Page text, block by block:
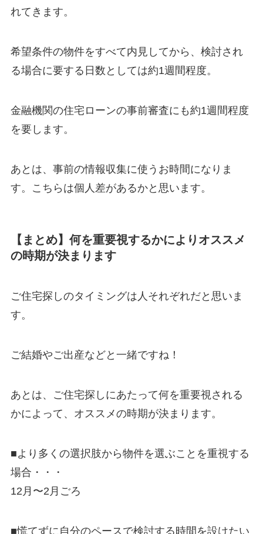
れてきます。
希望条件の物件をすべて内見してから、検討され
る場合に要する日数としては約1週間程度。
金融機関の住宅ローンの事前審査にも約1週間程度
を要します。
あとは、事前の情報収集に使うお時間になりま
す。こちらは個人差があるかと思います。
【まとめ】何を重要視するかによりオススメ
の時期が決まります
ご住宅探しのタイミングは人それぞれだと思いま
す。
ご結婚やご出産などと一緒ですね！
あとは、ご住宅探しにあたって何を重要視される
かによって、オススメの時期が決まります。
■より多くの選択肢から物件を選ぶことを重視する
場合・・・
12月〜2月ごろ
■慌てずに自分のペースで検討する時間を設けたい